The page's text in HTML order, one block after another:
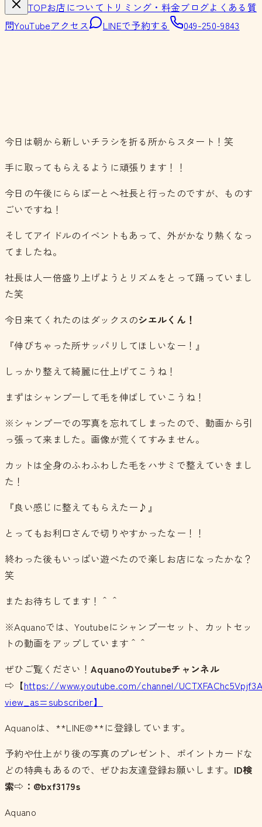
TOPお店について トリミング・料金ブログよくある質
問YouTubeアクセス LINEで予約する 049-250-9843
今日は朝から新しいチラシを折る所からスタート！笑
手に取ってもらえるように頑張ります！！
今日の午後にららぽーとへ社長と行ったのですが、ものす
ごいですね！
そしてアイドルのイベントもあって、外がかなり熱くなっ
てましたね。
社長は人一倍盛り上げようとリズムをとって踊っていまし
た笑
今日来てくれたのはダックスのシエルくん！
『伸びちゃった所サッパリしてほしいなー！』
しっかり整えて綺麗に仕上げてこうね！
まずはシャンプーして毛を伸ばしていこうね！
※シャンプーでの写真を忘れてしまったので、動画から引
っ張って来ました。画像が荒くてすみません。
カットは全身のふわふわした毛をハサミで整えていきまし
た！
『良い感じに整えてもらえたー♪』
とってもお利口さんで切りやすかったなー！！
終わった後もいっぱい遊べたので楽しお店になったかな？
笑
またお待ちしてます！＾＾
※Aquanoでは、Youtubeにシャンプーセット、カットセッ
トの動画をアップしています＾＾
ぜひご覧ください！ AquanoのYoutubeチャンネル
⇨【https://www.youtube.com/channel/
view_as=subscriber】
Aquanoは、**LINE@**に登録しています。
予約や仕上がり後の写真のプレゼント、ポイントカードな
どの特典もあるので、ぜひお友達登録お願いします。 ID検
索⇨：@bxf3179s
Aquano